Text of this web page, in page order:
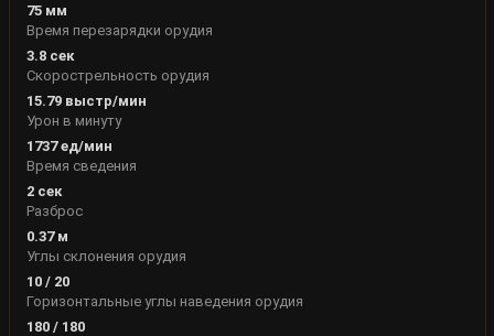
75мм
Время перезарядки орудия
3.8сек
Скорострельность орудия
15.79выстр/мин
Урон в минуту
1737ед/мин
Время сведения
2сек
Разброс
0.37м
Углы склонения орудия
10 / 20
Горизонтальные углы наведения орудия
180 / 180